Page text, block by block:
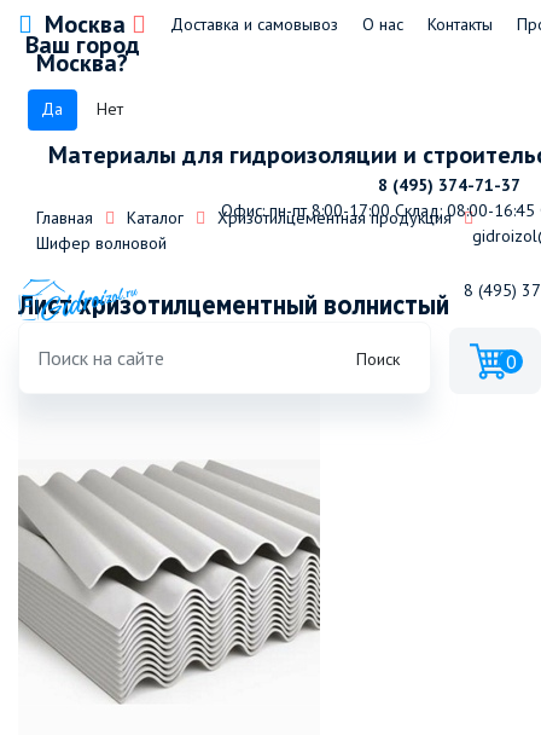
Москва
Ваш город
Москва?
Да Нет
Доставка и самовывоз О нас Контакты
Материалы для гидроизоляции и
8 (495) 374-71-37
Офис: пн-пт 8:00-17:00 Склад: 08:00-16:45
8 (495)
Поиск 0
Главная Каталог
Хризотилцементная продукция
Шифер волновой
Лист хризотилцементный волнистый